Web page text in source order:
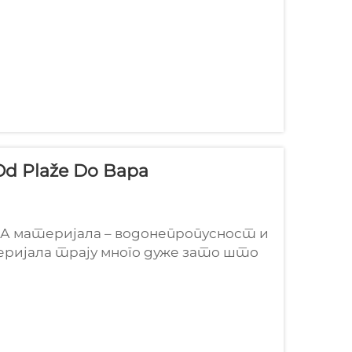
Plaže Do Bара
– водонепропусност и
трају много дуже зато што
су направљене од ЕВА материјала,